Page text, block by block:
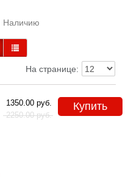
Наличию
На странице:
1350.00 руб.
2250.00 руб.
Купить